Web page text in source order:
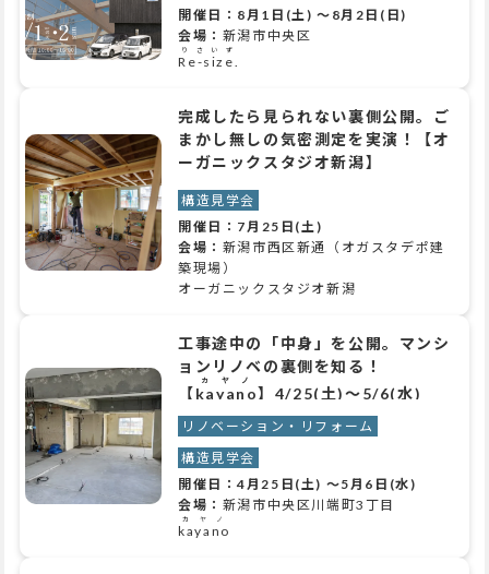
開催日： 8月1日(土) ～ 8月2日(日)
会場： 新潟市中央区
Re-size.
りさいず
完成したら見られない裏側公開。ご
まかし無しの気密測定を実演！【オ
ーガニックスタジオ新潟】
構造見学会
開催日： 7月25日(土)
会場： 新潟市西区新通（オガスタデポ建
築現場）
オーガニックスタジオ新潟
工事途中の「中身」を公開。マンシ
ョンリノベの裏側を知る！
【kayano
カヤノ
】4/25(土)～5/6(水)
リノベーション・リフォーム
構造見学会
開催日：4月25日(土) ～5月6日(水)
会場： 新潟市中央区川端町3丁目
kayano
カヤノ